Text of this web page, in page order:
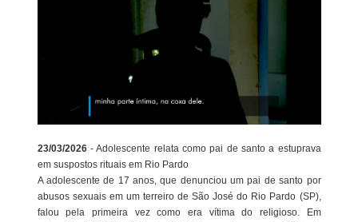
23/03/2026 - Adolescente relata como pai de santo a estuprava
em suspostos rituais em Rio Pardo
A adolescente de 17 anos, que denunciou um pai de santo por
abusos sexuais em um terreiro de São José do Rio Pardo (SP),
falou pela primeira vez como era vítima do religioso. Em